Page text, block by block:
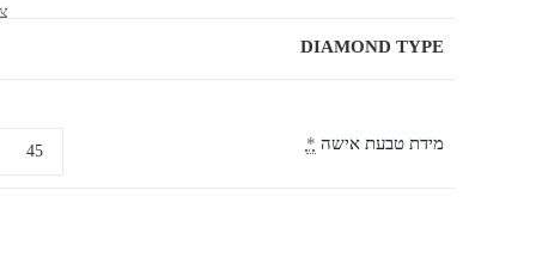
DIAMOND TYPE
מידת טבעת אישה *